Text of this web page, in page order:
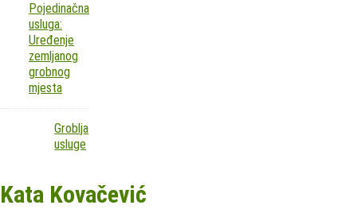
Pojedinačna
usluga:
Uređenje
zemljanog
grobnog
mjesta
Groblja
usluge
Kata Kovačević